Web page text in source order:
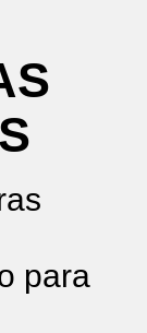
S
S
para